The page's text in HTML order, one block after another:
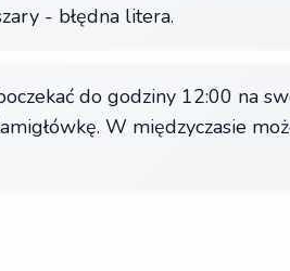
- błędna litera.
do godziny 12:00 na
W międzyczasie